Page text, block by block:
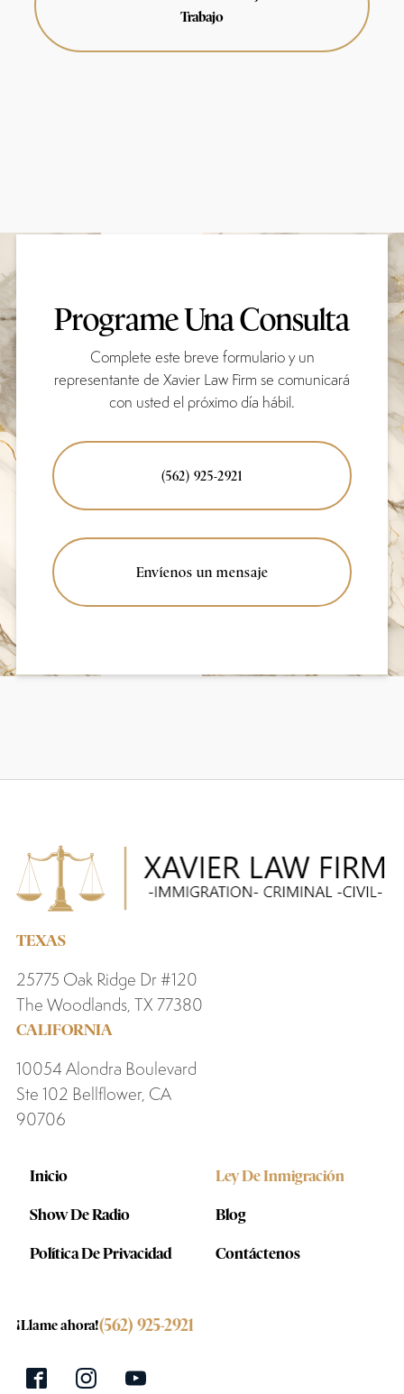
Trabajo
Programe Una Consulta
Complete este breve formulario y un
representante de Xavier Law Firm se comunicará
con usted el próximo día hábil.
(562) 925-2921
Envíenos un mensaje
TEXAS
25775 Oak Ridge Dr #120
The Woodlands, TX 77380
CALIFORNIA
10054 Alondra Boulevard
Ste 102 Bellflower, CA
90706
Inicio Ley De Inmigración
Show De Radio Blog
Política De Privacidad Contáctenos
¡Llame ahora!(562) 925-2921